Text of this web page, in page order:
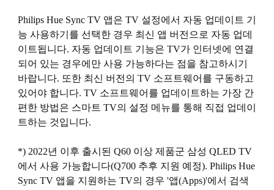
Philips Hue Sync TV 앱은 TV 설정에서 자동 업데이트 기
능 사용하기를 선택한 경우 최신 앱 버전으로 자동 업데
이트됩니다. 자동 업데이트 기능은 TV가 인터넷에 연결
되어 있는 경우에만 사용 가능하다는 점을 참고하시기
바랍니다. 또한 최신 버전의 TV 소프트웨어를 구동하고
있어야 합니다. TV 소프트웨어를 업데이트하는 가장 간
편한 방법은 스마트 TV의 설정 메뉴를 통해 직접 업데이
트하는 것입니다.
*) 2022년 이후 출시된 Q60 이상 제품군 삼성 QLED TV
에서 사용 가능합니다(Q700 추후 지원 예정). Philips Hue
Sync TV 앱을 지원하는 TV의 경우 '앱(Apps)'에서 검색